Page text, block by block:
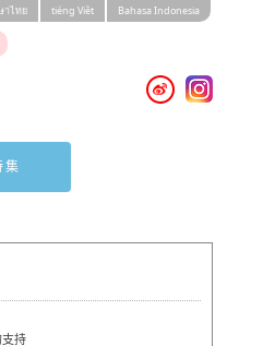
าไทย tiéng Viêt Bahasa Indonesia
集
持